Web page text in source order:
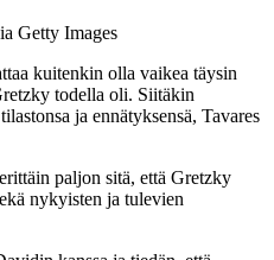
Getty Images
kuitenkin olla vaikea täysin
todella oli. Siitäkin
ja ennätyksensä, Tavares
paljon sitä, että Gretzky
nykyisten ja tulevien